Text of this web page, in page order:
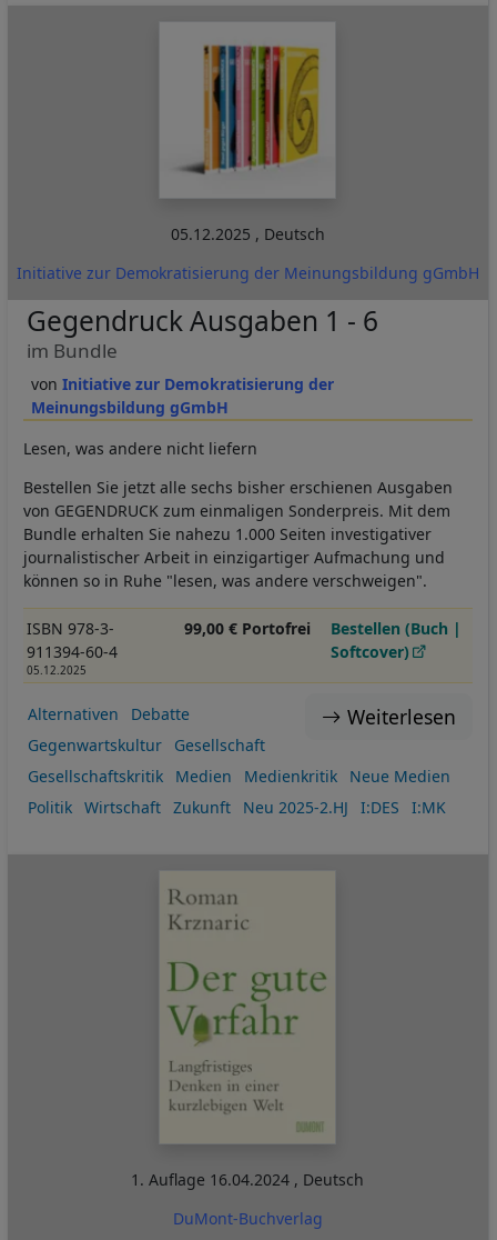
05.12.2025 , Deutsch
Initiative zur Demokratisierung der Meinungsbildung gGmbH
Initiative zur Demokratisierung der
Meinungsbildung gGmbH
Gegendruck Ausgaben 1 - 6
im Bundle
Lesen, was andere nicht liefern
Bestellen Sie jetzt alle sechs bisher erschienen Ausgaben
von GEGENDRUCK zum einmaligen Sonderpreis. Mit dem
Bundle erhalten Sie nahezu 1.000 Seiten investigativer
journalistischer Arbeit in einzigartiger Aufmachung und
können so in Ruhe "lesen, was andere verschweigen".
ISBN 978-3-
911394-60-4
05.12.2025
99,00 € Portofrei
Bestellen (Buch |
Softcover)
Weiterlesen
Alternativen
Debatte
Gegenwartskultur
Gesellschaft
Gesellschaftskritik
Medien Medienkritik
Neue Medien
Politik
Wirtschaft Zukunft Neu 2025-2.HJ I:DES I:MK
1. Auflage 16.04.2024 , Deutsch
DuMont-Buchverlag